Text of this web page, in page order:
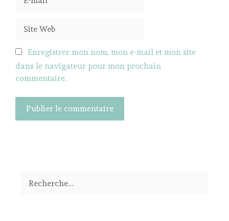
mail
Web
Enregistrer mon nom, mon e-mail et mon site
dans le navigateur pour mon prochain
commentaire.